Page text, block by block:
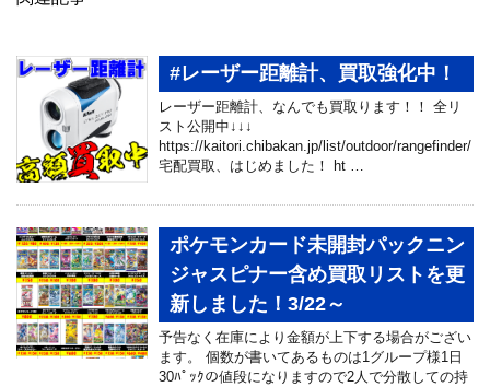
#レーザー距離計、買取強化中！
レーザー距離計、なんでも買取ります！！ 全リ
スト公開中↓↓↓
https://kaitori.chibakan.jp/list/outdoor/rangefinder/
宅配買取、はじめました！ ht …
ポケモンカード未開封パックニン
ジャスピナー含め買取リストを更
新しました！3/22～
予告なく在庫により金額が上下する場合がござい
ます。 個数が書いてあるものは1グループ様1日
30ﾊﾟｯｸの値段になりますので2人で分散しての持